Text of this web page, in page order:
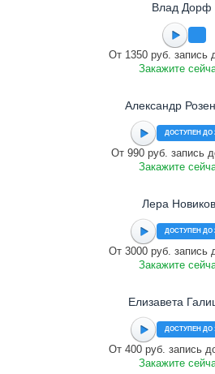
Влад Дорф
От 1350 руб. запись
Закажите
Александр
ДОСТУПЕН ДО
От 990 руб. запись
Закажите
Лера
ДОСТУПЕН ДО
От 3000 руб. запись
Закажите
Елизавета
ДОСТУПЕН ДО
От 400 руб. запись
Закажите